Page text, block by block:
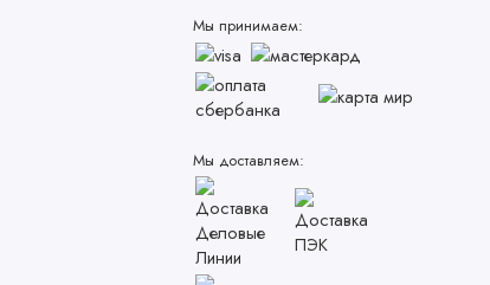
Мы принимаем:
Мы доставляем: